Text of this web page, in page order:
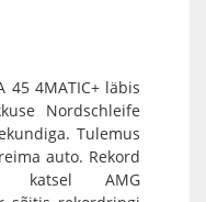
45 4MATIC+ läbis
Nordschleife
Tulemus
auto. Rekord
katsel AMG